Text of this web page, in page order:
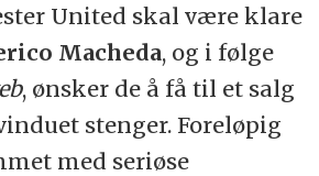
United skal være klare
Macheda, og i følge
, ønsker de å få til et salg
stenger. Foreløpig
med seriøse